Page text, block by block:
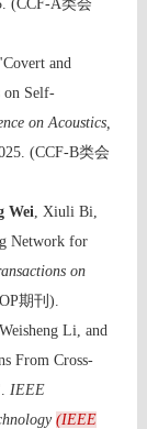
(CCF-A类会
and
on Self-
on Acoustics,
(CCF-B类会
Wei, Xiuli Bi,
Network for
on
期刊).
Li, and
From Cross-
IEEE
(IEEE